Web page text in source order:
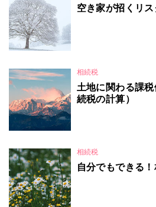
空き家が招くリ
相続税
土地に関わる課
続税の計算）
相続税
自分でもできる